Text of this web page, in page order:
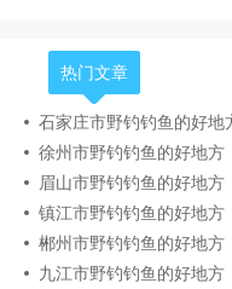
热门文章
石家庄市野钓钓鱼的好地
徐州市野钓钓鱼的好地方
眉山市野钓钓鱼的好地方
镇江市野钓钓鱼的好地方
郴州市野钓钓鱼的好地方
九江市野钓钓鱼的好地方